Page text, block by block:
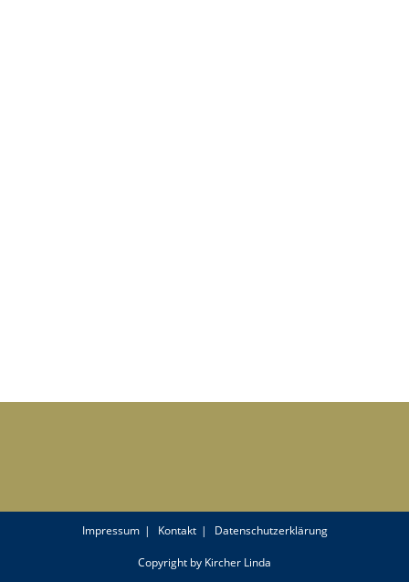
Impressum Kontakt Datenschutzerklärung
Copyright by Kircher Linda